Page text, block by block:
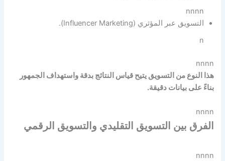
nnnn
التسويق عبر المؤثري (Influencer Marketing).
n
nnnn
هذا النوع من التسويق يتيح قياس النتائج بدقة واستهداف الجمهور
بناءً على بيانات دقيقة.
nnnn
الفرق بين التسويق التقليدي والتسويق الرقمي
nnnn